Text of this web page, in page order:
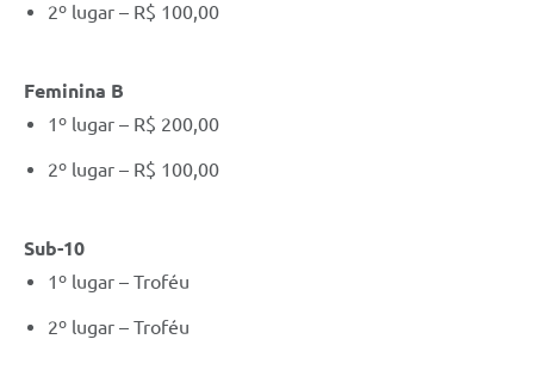
2º lugar – R$ 100,00
Feminina B
1º lugar – R$ 200,00
2º lugar – R$ 100,00
Sub-10
1º lugar – Troféu
2º lugar – Troféu